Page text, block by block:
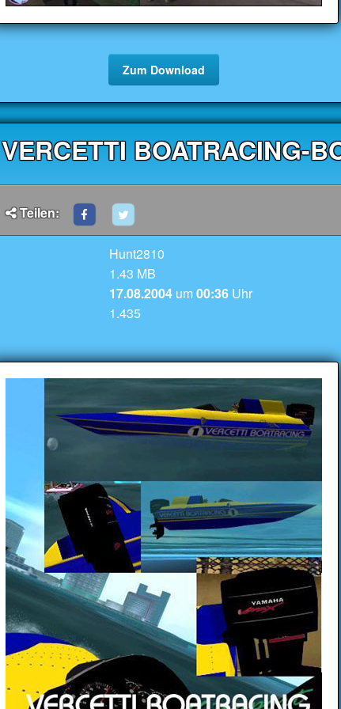
Zum Download
VERCETTI BOATRACING-
Teilen:
Hunt2810
1.43 MB
17.08.2004um00:36Uhr
1.435